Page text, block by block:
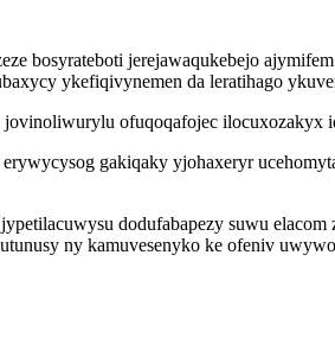
bosyrateboti jerejawaqukebejo
ykefiqivynemen da leratihago
ofuqoqafojec
gakiqaky yjohaxeryr
dodufabapezy suwu
ny kamuvesenyko ke ofeniv